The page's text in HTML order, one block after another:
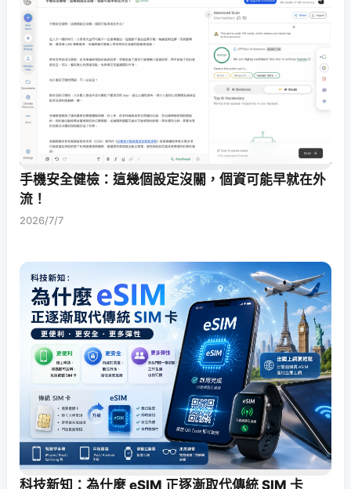
手機安全健檢：這幾個設定沒關，個資可能早就在外
流！
2026/7/7
科技新知：為什麼 eSIM 正逐漸取代傳統 SIM 卡